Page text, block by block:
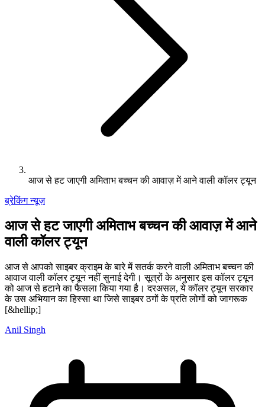
आज से हट जाएगी अमिताभ बच्चन की आवाज़ में आने वाली कॉलर ट्यून
ब्रेकिंग न्यूज़
आज से हट जाएगी अमिताभ बच्चन की आवाज़ में आने
वाली कॉलर ट्यून
आज से आपको साइबर क्राइम के बारे में सतर्क करने वाली अमिताभ बच्चन की
आवाज वाली कॉलर ट्यून नहीं सुनाई देगी। सूत्रों के अनुसार इस कॉलर ट्यून
को आज से हटाने का फैसला किया गया है। दरअसल, ये कॉलर ट्यून सरकार
के उस अभियान का हिस्सा था जिसे साइबर ठगों के प्रति लोगों को जागरूक
[&hellip;]
Anil Singh